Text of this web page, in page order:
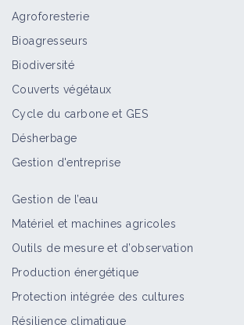
Agroforesterie
Bioagresseurs
Biodiversité
Couverts végétaux
Cycle du carbone et GES
Désherbage
Gestion d'entreprise
Gestion de l’eau
Matériel et machines agricoles
Outils de mesure et d’observation
Production énergétique
Protection intégrée des cultures
Résilience climatique